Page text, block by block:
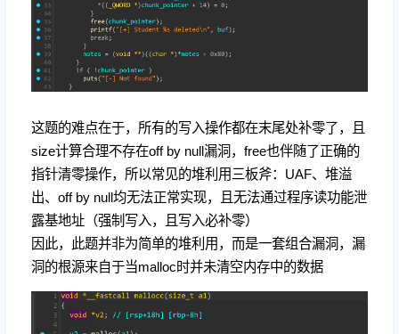
这题的难点在于，所有的写入操作都在末尾处补零了，且
size计算合理不存在off by null漏洞，free也伴随了正确的
指针清零操作，所以常见的堆利用三板斧：UAF、堆溢
出、off by null均无法正常实现，且无法通过程序读功能泄
露基地址（强制写入，且写入必补零）
因此，此题并非为简单的堆利用，而是一套组合漏洞，漏
洞的根源来自于当malloc时并未清空内存中的数据